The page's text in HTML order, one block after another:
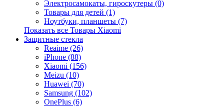
Электросамокаты, гироскутеры (0)
Товары для детей (1)
Ноутбуки, планшеты (7)
Показать все Товары Xiaomi
Защитные стекла
Reaime (26)
iPhone (88)
Xiaomi (156)
Meizu (10)
Huawei (70)
Samsung (102)
OnePlus (6)